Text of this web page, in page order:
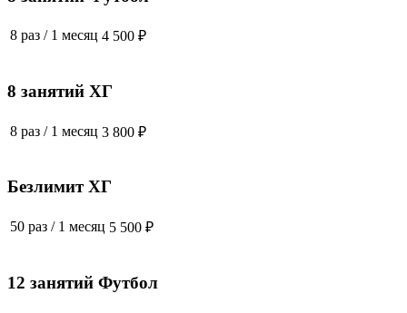
8 раз / 1 месяц 4 500 ₽
8 занятий ХГ
8 раз / 1 месяц 3 800 ₽
Безлимит ХГ
50 раз / 1 месяц 5 500 ₽
12 занятий Футбол